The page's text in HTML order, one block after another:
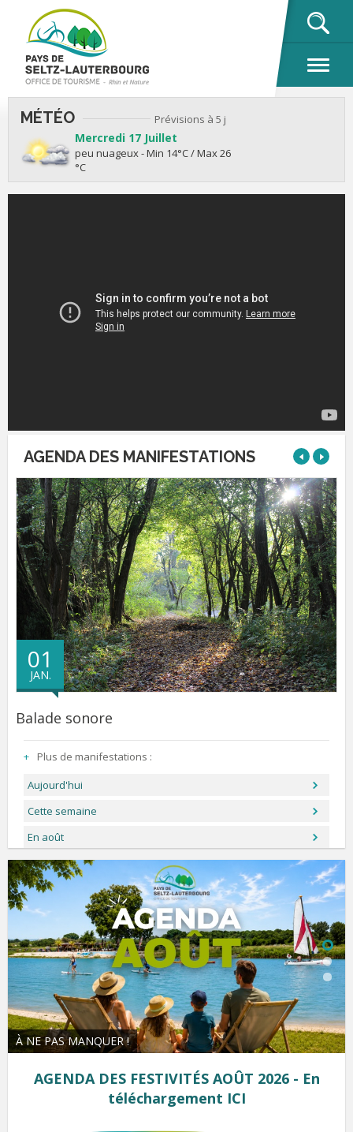
MÉTÉO Prévisions à 5 j
Mercredi 17 Juillet
peu nuageux - Min 14°C / Max 26
°C
PrecNext
AGENDA DES MANIFESTATIONS
01
JAN.
Balade sonore
Plus de manifestations :
Aujourd'hui
Cette semaine
En août
À NE PAS MANQUER !
AGENDA DES FESTIVITÉS AOÛT 2026 - En
téléchargement ICI